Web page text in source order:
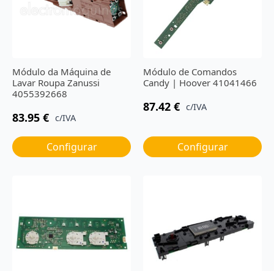
Módulo da Máquina de
Lavar Roupa Zanussi
4055392668
83.95 € c/IVA
Configurar
Módulo de Comandos
Candy | Hoover 41041466
87.42 € c/IVA
Configurar